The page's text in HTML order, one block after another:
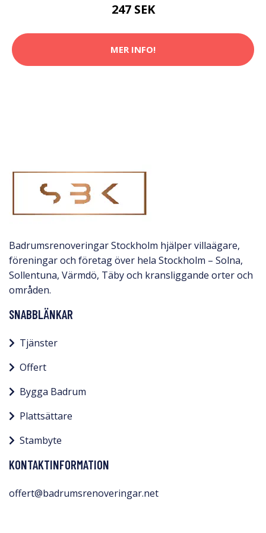
247 SEK
MER INFO!
Badrumsrenoveringar Stockholm hjälper villaägare,
föreningar och företag över hela Stockholm – Solna,
Sollentuna, Värmdö, Täby och kransliggande orter och
områden.
SNABBLÄNKAR
Tjänster
Offert
Bygga Badrum
Plattsättare
Stambyte
KONTAKTINFORMATION
offert@badrumsrenoveringar.net